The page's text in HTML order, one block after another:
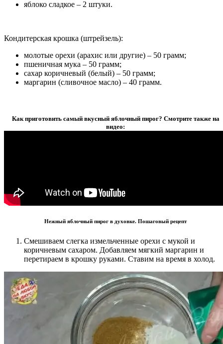
яблоко сладкое – 2 штуки.
Кондитерская крошка (штрейзель):
молотые орехи (арахис или другие) – 50 грамм;
пшеничная мука – 50 грамм;
сахар коричневый (белый) – 50 грамм;
маргарин (сливочное масло) – 40 грамм.
Как приготовить самый вкусный яблочный пирог? Смотрите также на
видео:
Нежный яблочный пирог в духовке. Пошаговый рецепт
Смешиваем слегка измельченные орехи с мукой и
коричневым сахаром. Добавляем мягкий маргарин и
перетираем в крошку руками. Ставим на время в холод.